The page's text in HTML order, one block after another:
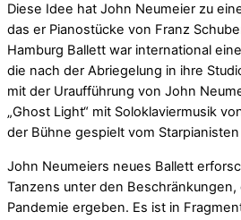
Diese Idee hat John Neumeier zu
das er Pianostücke von Franz
Hamburg Ballett war international
die nach der Abriegelung in ihre
mit der Uraufführung von John
„Ghost Light“ mit Soloklaviermusik
der Bühne gespielt vom Starpianisten
John Neumeiers neues Ballett
Tanzens unter den Beschränkungen,
Pandemie ergeben. Es ist in